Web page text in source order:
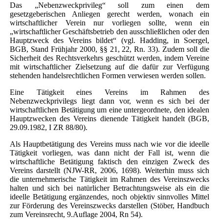
Das „Nebenzweckprivileg“ soll zum einen dem
gesetzgeberischen Anliegen gerecht werden, wonach ein
wirtschaftlicher Verein nur vorliegen sollte, wenn ein
„wirtschaftlicher Geschäftsbetrieb den ausschließlichen oder den
Hauptzweck des Vereins bildet“ (vgl. Hadding, in Soergel,
BGB, Stand Frühjahr 2000, §§ 21, 22, Rn. 33). Zudem soll die
Sicherheit des Rechtsverkehrs geschützt werden, indem Vereine
mit wirtschaftlicher Zielsetzung auf die dafür zur Verfügung
stehenden handelsrechtlichen Formen verwiesen werden sollen.
Eine Tätigkeit eines Vereins im Rahmen des
Nebenzweckprivilegs liegt dann vor, wenn es sich bei der
wirtschaftlichen Betätigung um eine untergeordnete, den idealen
Hauptzwecken des Vereins dienende Tätigkeit handelt (BGB,
29.09.1982, I ZR 88/80).
Als Hauptbetätigung des Vereins muss nach wie vor die ideelle
Tätigkeit vorliegen, was dann nicht der Fall ist, wenn die
wirtschaftliche Betätigung faktisch den einzigen Zweck des
Vereins darstellt (NJW-RR, 2006, 1698). Weiterhin muss sich
die unternehmerische Tätigkeit im Rahmen des Vereinszwecks
halten und sich bei natürlicher Betrachtungsweise als ein die
ideelle Betätigung ergänzendes, noch objektiv sinnvolles Mittel
zur Förderung des Vereinszwecks darstellen (Stöber, Handbuch
zum Vereinsrecht, 9.Auflage 2004, Rn 54).